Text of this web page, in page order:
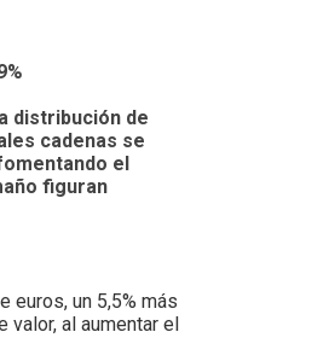
distribución de
cadenas se
el
figuran
un 5,5% más
valor, al aumentar el